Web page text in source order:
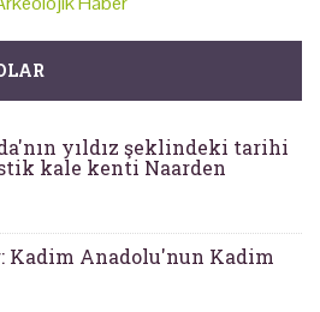
yıldız şeklindeki tarihi
kale kenti Naarden
Kadim Anadolu'nun Kadim